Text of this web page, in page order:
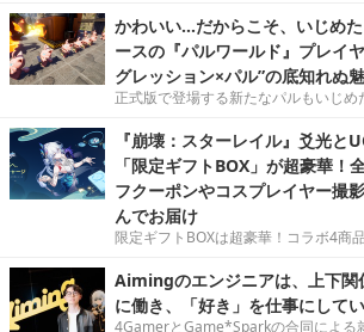
Aimingのエンジニアは、上下関
に働き、「好き」を仕事にして
4GamerとGame*Sparkの合同による
クエスト」の第4回が東京都立産業貿
されました。このイベントに合わせ、
ます。
若手抜擢の環境で学んだこと
プロデューサーが語る「巻き込
4GamerとGame*Sparkの合同による
クエスト」の第4回が東京都立産業貿
ドを若手クリエイターに聞いてみた
ます。